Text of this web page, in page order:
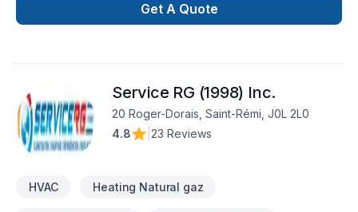
Get A Quote
Service RG (1998) Inc.
20 Roger-Dorais, Saint-Rémi, J0L 2L0
4.8
23 Reviews
HVAC Heating Natural gaz